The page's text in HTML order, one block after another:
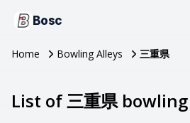
Bosc
Home Bowling Alleys 三重県
List of 三重県